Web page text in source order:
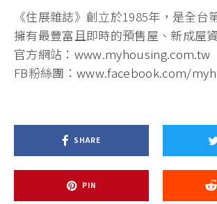
《住展雜誌》創立於1985年，是全台
擁有最豐富且即時的預售屋、新成屋
官方網站： www.myhousing.com.tw
FB粉絲團：www.facebook.com/
SHARE
PIN